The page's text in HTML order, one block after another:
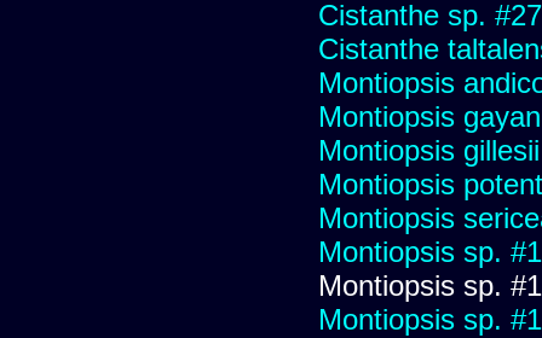
Cistanthe sp.
Cistanthe
Montiopsis
Montiopsis
Montiopsis gillesii
Montiopsis
Montiopsis
Montiopsis sp.
Montiopsis sp.
Montiopsis sp.